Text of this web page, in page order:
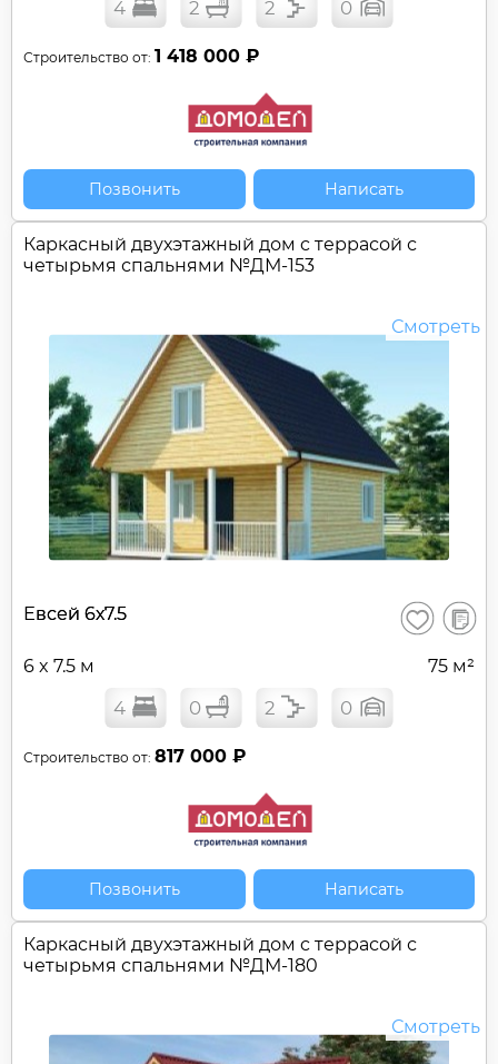
4 2 2 0
Строительство от: 1 418 000 ₽
Позвонить Написать
Каркасный двухэтажный дом c террасой с
четырьмя спальнями №ДМ-153
Смотреть
Евсей 6х7.5 Сохранить
В
6 x 7.5 м 75 м²
4 0 2 0
Строительство от: 817 000 ₽
Позвонить Написать
Каркасный двухэтажный дом c террасой с
четырьмя спальнями №ДМ-180
Смотреть